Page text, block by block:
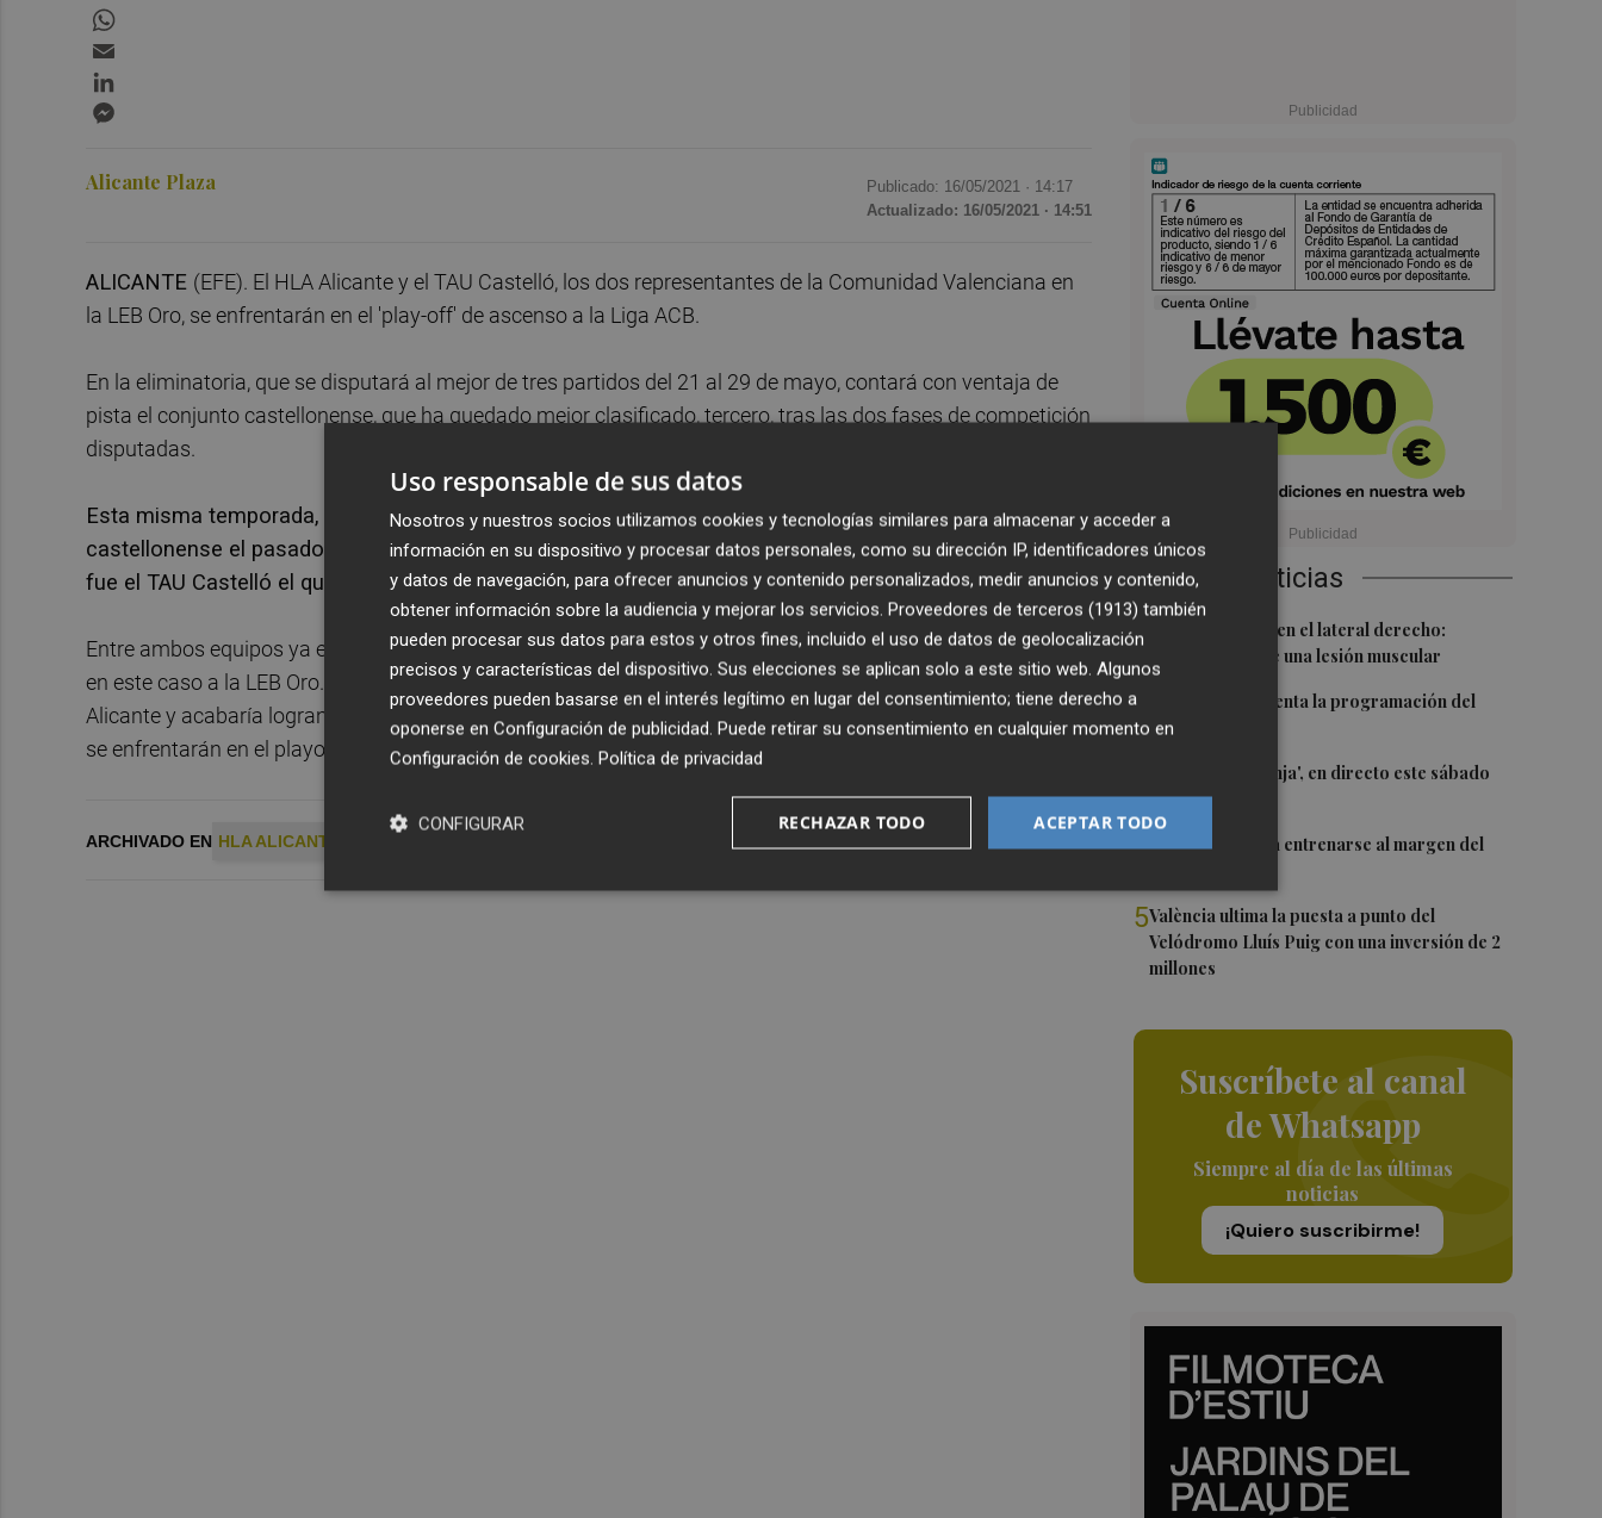
Últimas Noticias
1
Más problemas en el lateral derecho:
Monferrer sufre una lesión muscular
2
El Valencia presenta la programación del
Trofeu Taronja
El 'Trofeu Taronja', en directo este sábado
por À Punt
4Almeida vuelve a entrenarse al margen del
5València ultima la puesta a punto del
Velódromo Lluís Puig con una inversión de 2
millones
Suscríbete al canal
de Whatsapp
Siempre al día de las últimas
noticias
¡Quiero suscribirme!
Alicante Plaza Publicado: 16/05/2021 · 14:17
Actualizado: 16/05/2021 · 14:51
ALICANTE (EFE). El HLA Alicante y el TAU Castelló, los dos representantes de la Comunidad Valenciana en
la LEB Oro, se enfrentarán en el 'play-off' de ascenso a la Liga ACB.
En la eliminatoria, que se disputará al mejor de tres partidos del 21 al 29 de mayo, contará con ventaja de
pista el conjunto castellonense, que ha quedado mejor clasificado, tercero, tras las dos fases de competición
disputadas.
Esta misma temporada, el HLA Alicante, quinto al final de la fase regular, venció al conjunto
castellonense el pasado mes de noviembre en Castellón (62-85). En enero, ya en la segunda vuelta,
fue el TAU Castelló el que logró vencer al HLA en Alicante (81-87).
Entre ambos equipos ya existe un precedente en el 'play-off' de ascenso de la temporada 2014/15, aunque
en este caso a la LEB Oro. El conjunto castellonense, entonces Amics Castelló, superó en semifinales al HLA
Alicante y acabaría logrando el ascenso.
, los dos representantes de la Comunidad Valenciana en la LEB Oro,
se enfrentarán en el playoff de ascenso a la Liga ACB.
ARCHIVADO EN HLA ALICANTE
Uso responsable de sus datos
Nosotros y nuestros socios utilizamos cookies y tecnologías similares para almacenar y acceder a
información en su dispositivo y procesar datos personales, como su dirección IP, identificadores únicos
y datos de navegación, para ofrecer anuncios y contenido personalizados, medir anuncios y contenido,
obtener información sobre la audiencia y mejorar los servicios. Proveedores de terceros (1913) también
pueden procesar sus datos para estos y otros fines, incluido el uso de datos de geolocalización
precisos y características del dispositivo. Sus elecciones se aplican solo a este sitio web. Algunos
proveedores pueden basarse en el interés legítimo en lugar del consentimiento; tiene derecho a
oponerse en Configuración de publicidad. Puede retirar su consentimiento en cualquier momento en
Configuración de cookies. Política de privacidad
ACEPTAR TODO
RECHAZAR TODO
CONFIGURAR